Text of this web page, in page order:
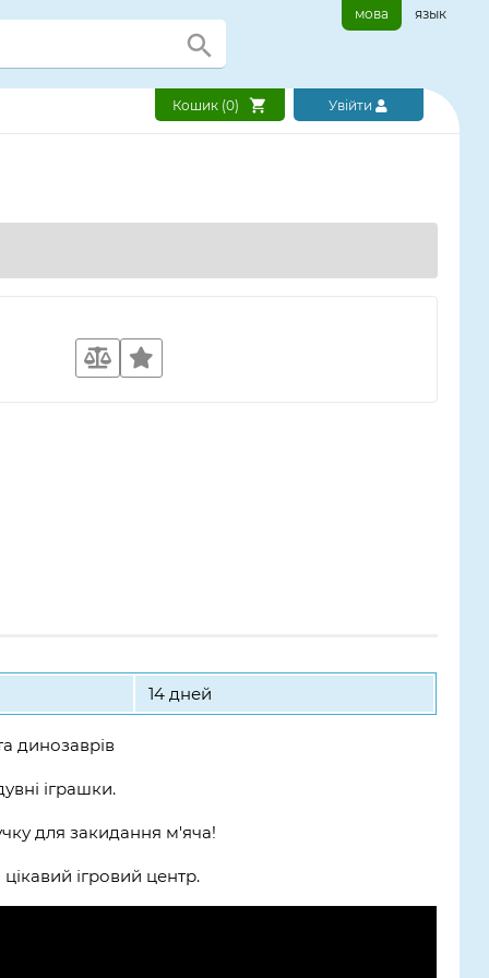
мова язык
Кошик (0) Увійти
14 дней
динозаврів
іграшки.
для закидання м'яча!
ігровий центр.